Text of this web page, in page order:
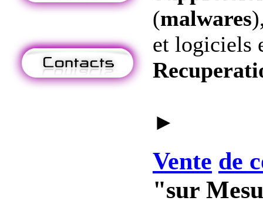
(malwares
et logiciels
►
Vente de
"sur